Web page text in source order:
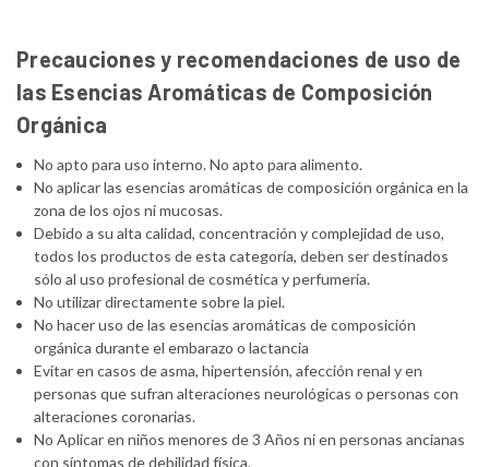
Precauciones y recomendaciones de uso de
las Esencias Aromáticas de Composición
Orgánica
No apto para uso interno. No apto para alimento.
No aplicar las esencias aromáticas de composición orgánica en la
zona de los ojos ni mucosas.
Debido a su alta calidad, concentración y complejidad de uso,
todos los productos de esta categoría, deben ser destinados
sólo al uso profesional de cosmética y perfumería.
No utilizar directamente sobre la piel.
No hacer uso de las esencias aromáticas de composición
orgánica durante el embarazo o lactancia
Evitar en casos de asma, hipertensión, afección renal y en
personas que sufran alteraciones neurológicas o personas con
alteraciones coronarias.
No Aplicar en niños menores de 3 Años ni en personas ancianas
con síntomas de debilidad física.